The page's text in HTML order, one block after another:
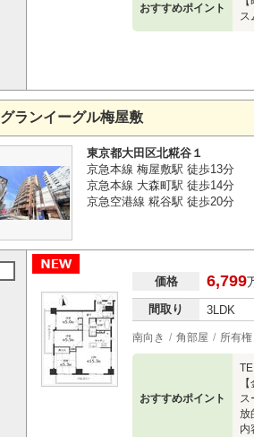
おすすめポイント
ス
グランイーグル梅屋敷
東京都大田区北糀谷１
京急本線 梅屋敷駅 徒歩13分
京急本線 大森町駅 徒歩14分
京急空港線 糀谷駅 徒歩20分
価格 6,799
間取り 3LDK
南向き 角部屋 所有権
おすすめポイント
ス
放
内